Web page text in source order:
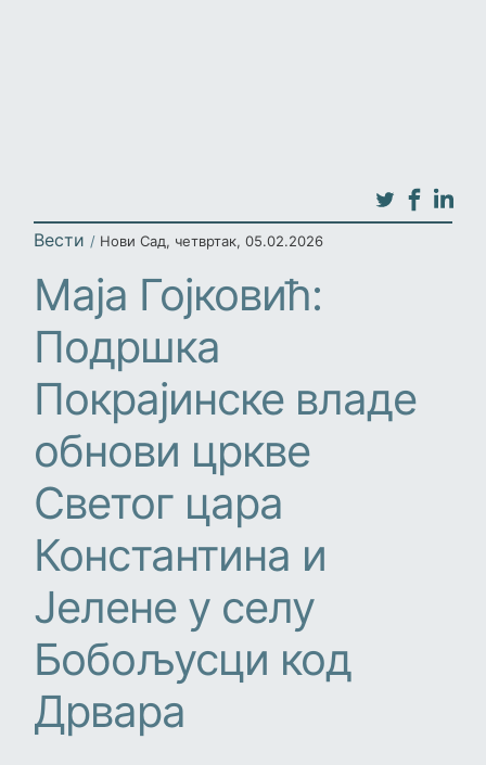
Вести / Нови Сад, четвртак, 05.02.2026
Маја Гојковић:
Подршка
Покрајинске владе
обнови цркве
Светог цара
Константина и
Јелене у селу
Бобољусци код
Дрвара